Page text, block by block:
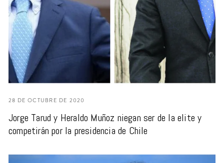
Jorge Tarud y Heraldo Muñoz niegan ser de la elite y
competirán por la presidencia de Chile
28 DE OCTUBRE DE 2020